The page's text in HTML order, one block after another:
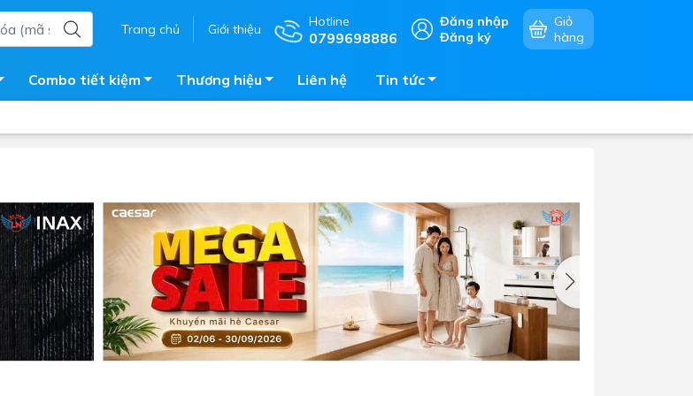
Trang chủ Giới thiệu Hotline
0799698886
Đăng nhập
Đăng ký
Giỏ
hàng
Máy nước nóng năng lượng mặt
Bồn bảo ôn
Bồn nhựa tự hoại
Máy bơm tăng áp
Vòi pha nóng lạnh
Bếp điện - bếp từ âm bàn
Vòi chậu rửa chén
Bếp gas âm bàn
Máy hút khói - hút mùi
Lò vi sóng - lò nướng - lò hấp
Phụ kiện nhà bếp
Combo tiết kiệm Thương hiệu Liên hệ Tin tức